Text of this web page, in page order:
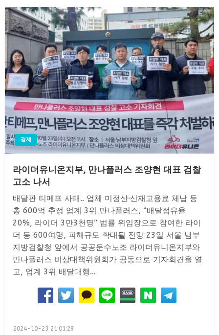
경제
라이더유니온지부, 만나플러스 조양현 대표 검찰
고소 나서
배달판 티메프 사태.. 업체 미정산·산재고용료 체납 등
총 600억 추정 업계 3위 만나플러스, “배달점유율
20%, 라이더 3만3천명” 법률 위임장으로 참여한 라이
더 등 600여명, 피해규모 확대될 전망 23일 서울 남부
지방검찰청 앞에서 공공운수노조 라이더유니온지부와
만나플러스 비상대책위원회가 공동으로 기자회견을 열
고, 업계 3위 배달대행…
Posted
2024-10-23 21:01:29